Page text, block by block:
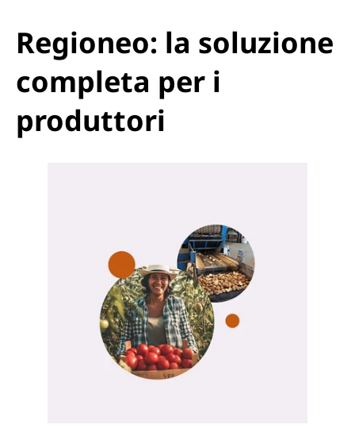
Regioneo: la soluzione
completa per i
produttori